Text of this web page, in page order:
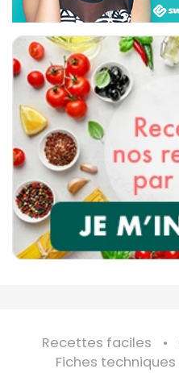
Recettes faciles
Fiches techniques